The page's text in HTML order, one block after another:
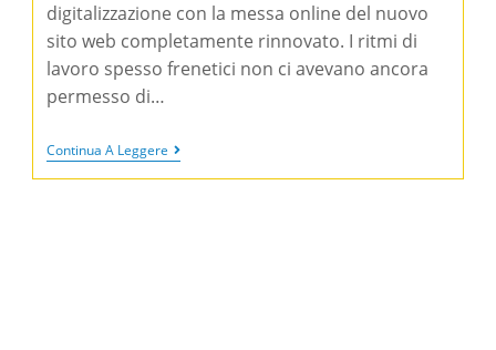
digitalizzazione con la messa online del nuovo
sito web completamente rinnovato. I ritmi di
lavoro spesso frenetici non ci avevano ancora
permesso di…
Continua A Leggere